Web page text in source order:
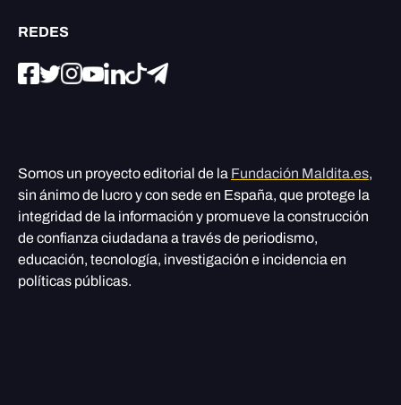
REDES
Somos un proyecto editorial de la Fundación Maldita.es,
sin ánimo de lucro y con sede en España, que protege la
integridad de la información y promueve la construcción
de confianza ciudadana a través de periodismo,
educación, tecnología, investigación e incidencia en
políticas públicas.